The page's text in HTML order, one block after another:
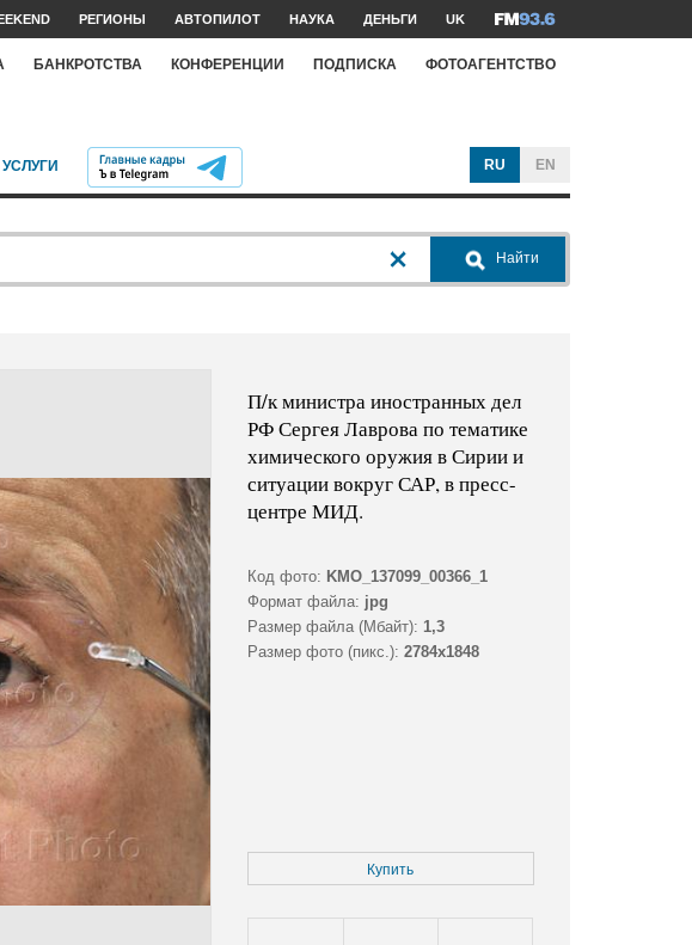
РЕГИОНЫ АВТОПИЛОТ НАУКА ДЕНЬГИ UK
БАНКРОТСТВА КОНФЕРЕНЦИИ ПОДПИСКА ФОТОАГЕНТСТВО
УСЛУГИ RU EN
Найти
П/к министра иностранных дел
РФ Сергея Лаврова по тематике
химического оружия в Сирии и
ситуации вокруг САР, в пресс-
центре МИД.
Код фото: KMO_137099_00366_1
Формат файла: jpg
Размер файла (Мбайт): 1,3
Размер фото (пикс.): 2784x1848
Купить